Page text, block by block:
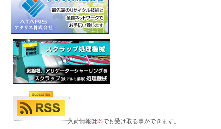
入荷情報はRSSでも受け取る事ができます。